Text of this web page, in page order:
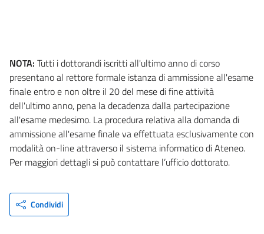
NOTA: Tutti i dottorandi iscritti all'ultimo anno di corso
presentano al rettore formale istanza di ammissione all'esame
finale entro e non oltre il 20 del mese di fine attività
dell'ultimo anno, pena la decadenza dalla partecipazione
all'esame medesimo. La procedura relativa alla domanda di
ammissione all'esame finale va effettuata esclusivamente con
modalità on-line attraverso il sistema informatico di Ateneo.
Per maggiori dettagli si può contattare l’ufficio dottorato.
Condividi